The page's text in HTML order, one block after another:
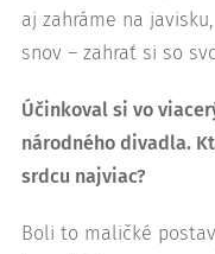
aj zahráme na
snov – zahrať si so
Účinkoval si vo
národného divadla.
srdcu najviac?
Boli to maličké